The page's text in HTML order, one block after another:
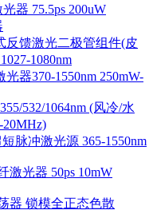
器 75.5ps 200uW
反馈激光二极管组件(皮
1080nm
器370-1550nm 250mW-
532/1064nm (风冷/水
20MHz)
脉冲激光源 365-1550nm
激光器 50ps 10mW
器 锁模全正态色散